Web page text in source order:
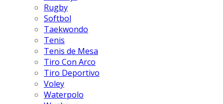
Rugby
Softbol
Taekwondo
Tenis
Tenis de Mesa
Tiro Con Arco
Tiro Deportivo
Voley
Waterpolo